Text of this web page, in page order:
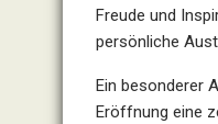
Freude und
persönliche
Ein besonderer
Eröffnung eine